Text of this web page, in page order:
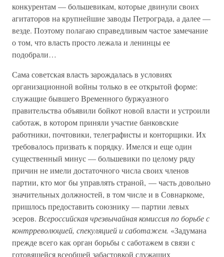
конкурентам — большевикам, которые двинули своих
агитаторов на крупнейшие заводы Петрограда, а далее —
везде. Поэтому полагаю справедливым частое замечание
о том, что власть просто лежала и ленинцы ее
подобрали…
Сама советская власть зарождалась в условиях
организационной войны только в ее открытой форме:
служащие бывшего Временного буржуазного
правительства объявили бойкот новой власти и устроили
саботаж, в котором приняли участие банковские
работники, почтовики, телеграфисты и конторщики. Их
требовалось призвать к порядку. Имелся и еще один
существенный минус — большевики по целому ряду
причин не имели достаточного числа своих членов
партии, кто мог бы управлять страной, — часть довольно
значительных должностей, в том числе и в Совнаркоме,
пришлось предоставить союзнику — партии левых
эсеров. Всероссийская чрезвычайная комиссия по борьбе с
контрреволюцией, спекуляцией и саботажем. «Задумана
прежде всего как орган борьбы с саботажем в связи с
готовящейся всеобщей забастовкой служащих